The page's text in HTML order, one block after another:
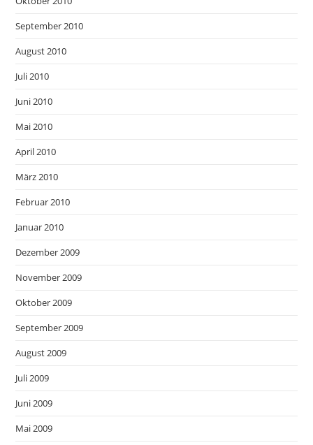
September 2010
August 2010
Juli 2010
Juni 2010
Mai 2010
April 2010
März 2010
Februar 2010
Januar 2010
Dezember 2009
November 2009
Oktober 2009
September 2009
August 2009
Juli 2009
Juni 2009
Mai 2009